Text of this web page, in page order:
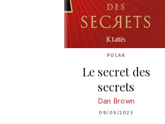
POLAR
Le secret des
secrets
Dan Brown
09/09/2025